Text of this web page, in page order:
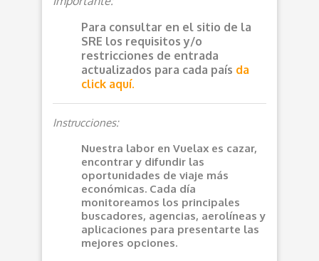
Para consultar en el sitio de la
SRE los requisitos y/o
restricciones de entrada
actualizados para cada país da
click aquí.
Instrucciones:
Nuestra labor en Vuelax es cazar,
encontrar y difundir las
oportunidades de viaje más
económicas. Cada día
monitoreamos los principales
buscadores, agencias, aerolíneas y
aplicaciones para presentarte las
mejores opciones.